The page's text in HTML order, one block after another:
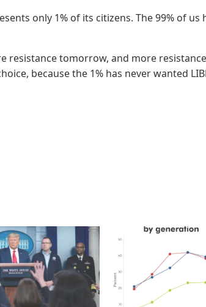
only 1% of its citizens. The 99% of us
resistance tomorrow, and more
because the 1% has never wanted